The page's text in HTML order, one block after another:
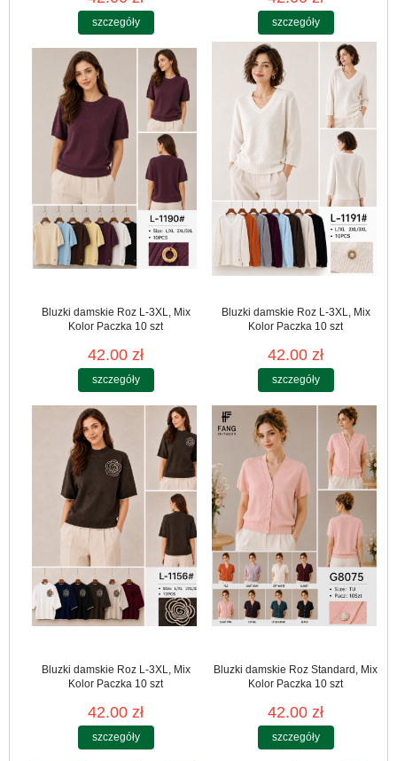
szczegóły szczegóły
Bluzki damskie Roz L-3XL, Mix
Kolor Paczka 10 szt
42.00 zł
szczegóły
Bluzki damskie Roz L-3XL, Mix
Kolor Paczka 10 szt
42.00 zł
szczegóły
Bluzki damskie Roz L-3XL, Mix
Kolor Paczka 10 szt
42.00 zł
szczegóły
Bluzki damskie Roz Standard, Mix
Kolor Paczka 10 szt
42.00 zł
szczegóły